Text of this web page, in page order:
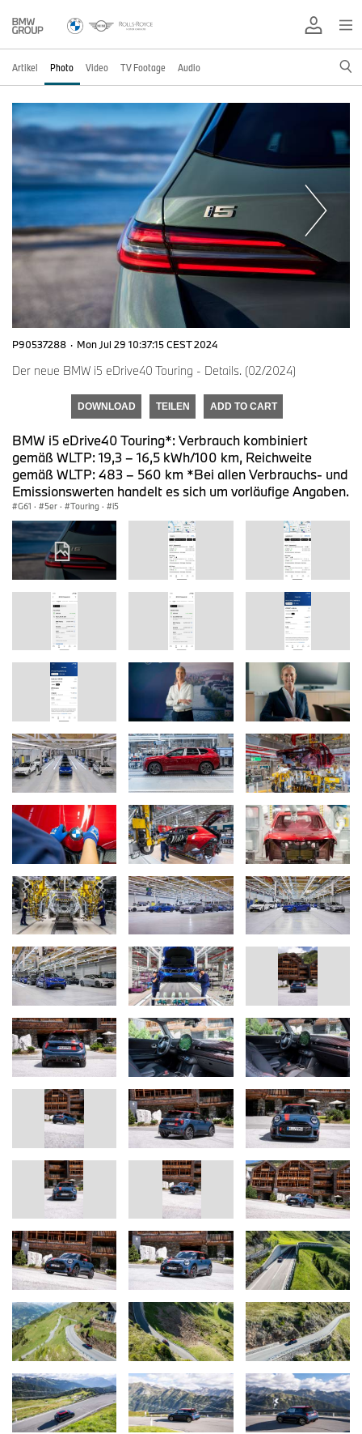
Artikel Photo Video TV Footage Audio
P90537288 · Mon Jul 29 10:37:15 CEST 2024
Der neue BMW i5 eDrive40 Touring - Details. (02/2024)
DOWNLOAD TEILEN ADD TO CART
BMW i5 eDrive40 Touring*: Verbrauch kombiniert
gemäß WLTP: 19,3 – 16,5 kWh/100 km, Reichweite
gemäß WLTP: 483 – 560 km *Bei allen Verbrauchs- und
Emissionswerten handelt es sich um vorläufige Angaben.
G61 · 5er · Touring · i5